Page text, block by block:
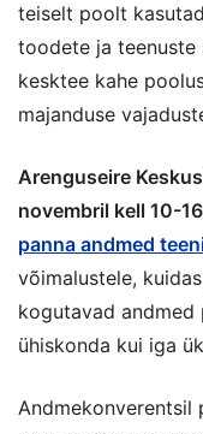
teiselt poolt
toodete ja teenuste
kesktee kahe
majanduse
Arenguseire
novembril kell 10-
panna andmed
võimalustele,
kogutavad andmed
ühiskonda kui iga
Andmekonverentsil